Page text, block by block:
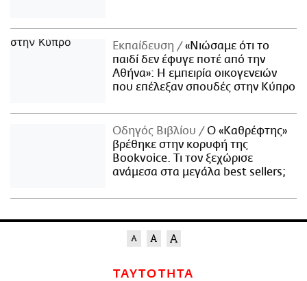
Εκπαίδευση
«Νιώσαμε ότι το
παιδί δεν έφυγε ποτέ από την
Αθήνα»: Η εμπειρία οικογενειών
που επέλεξαν σπουδές στην Κύπρο
Οδηγός Βιβλίου
Ο «Καθρέφτης»
βρέθηκε στην κορυφή της
Bookvoice. Τι τον ξεχώρισε
ανάμεσα στα μεγάλα best sellers;
ΤΑΥΤΟΤΗΤΑ